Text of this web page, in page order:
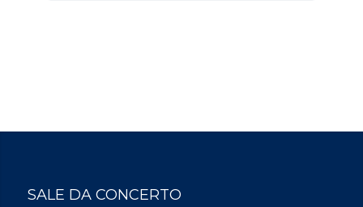
SALE DA CONCERTO